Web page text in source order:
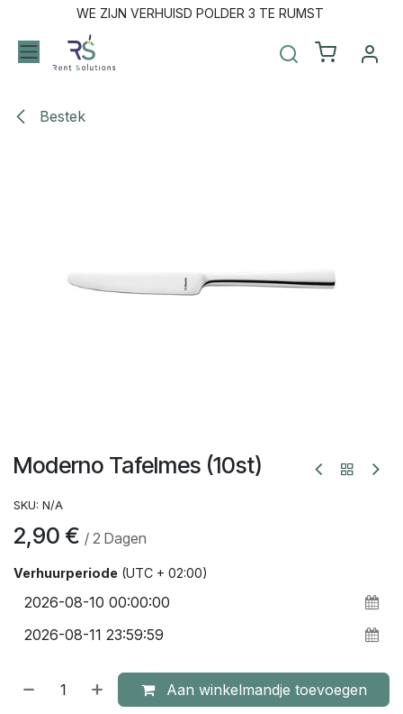
Overslaan naar inhoudWE ZIJN VERHUISD POLDER 3 TE RUMST
Bestek
Moderno Tafelmes (10st)
SKU: N/A
2,90 € / 2 Dagen
Verhuurperiode (UTC + 02:00)
Aan winkelmandje toevoegen